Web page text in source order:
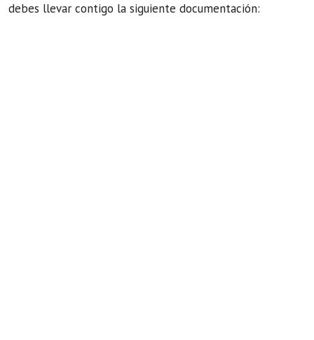
debes llevar contigo la siguiente documentación: